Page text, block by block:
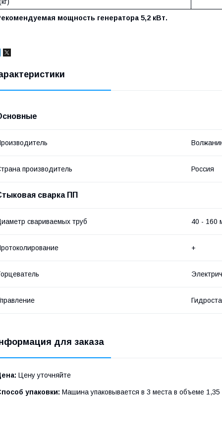
мощность генератора 5,2 кВт.
производитель Россия
сварка ПП
свариваемых труб 40 - 160
+
для заказа
Цену уточняйте
упаковки: Машина упаковывается в 3 места в объеме